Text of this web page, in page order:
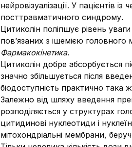
нейровізуалізації. У пацієнтів
посттравматичного синдрому.
Цитиколін поліпшує рівень
пов’язаних з ішемією головного
Фармакокінетика.
Цитиколін добре абсорбується
значно збільшується після
біодоступність практично така
Залежно від шляху введення
розподіляється у структурах
цитидинові нуклеотиди і
мітохондріальні мембрани,